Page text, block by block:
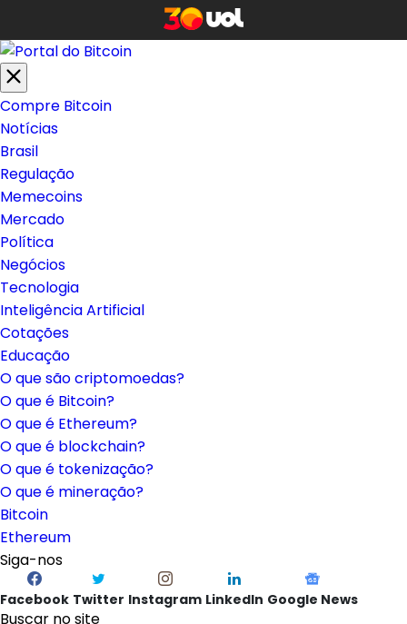
Compre Bitcoin
Notícias
Brasil
Regulação
Memecoins
Mercado
Política
Negócios
Tecnologia
Inteligência Artificial
Cotações
Educação
O que são criptomoedas?
O que é Bitcoin?
O que é Ethereum?
O que é blockchain?
O que é tokenização?
O que é mineração?
Bitcoin
Ethereum
Siga-nos
Facebook Twitter Instagram LinkedIn Google News
Buscar no site